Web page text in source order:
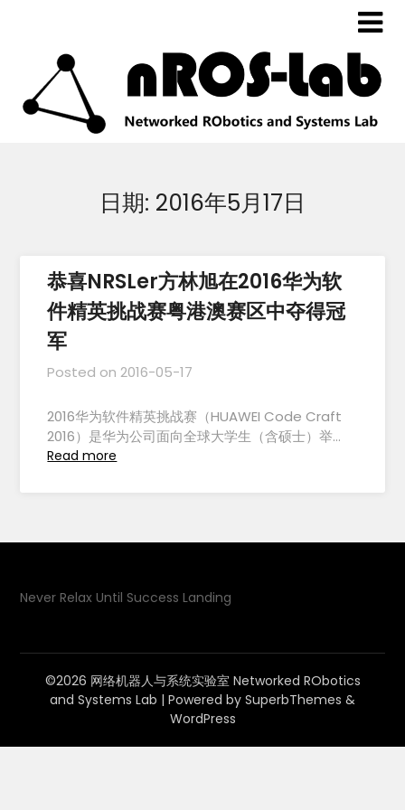
日期: 2016年5月17日
恭喜NRSLer方林旭在2016华为软
件精英挑战赛粤港澳赛区中夺得冠
军
Posted on 2016-05-17
2016华为软件精英挑战赛（HUAWEI Code Craft
2016）是华为公司面向全球大学生（含硕士）举…
Read more
Never Relax Until Success Landing
©2026 网络机器人与系统实验室 Networked RObotics
and Systems Lab | Powered by SuperbThemes &
WordPress